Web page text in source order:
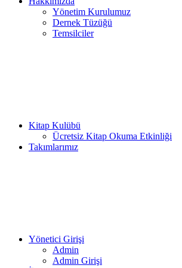
Yönetim Kurulumuz
Dernek Tüzüğü
Temsilciler
Kitap Kulübü
Ücretsiz Kitap Okuma Etkinliği
Takımlarımız
Yönetici Girişi
Admin
Admin Girişi